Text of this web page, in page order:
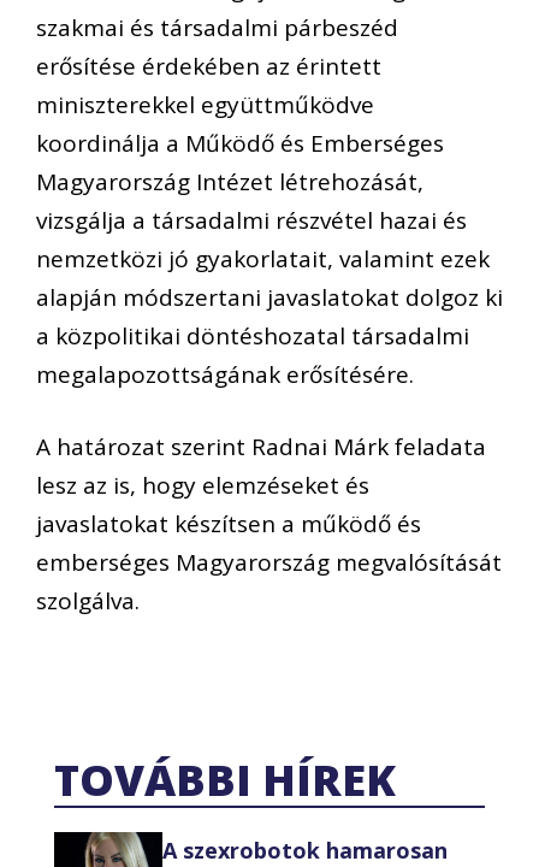
szakmai és társadalmi párbeszéd
erősítése érdekében az érintett
miniszterekkel együttműködve
koordinálja a Működő és Emberséges
Magyarország Intézet létrehozását,
vizsgálja a társadalmi részvétel hazai és
nemzetközi jó gyakorlatait, valamint ezek
alapján módszertani javaslatokat dolgoz ki
a közpolitikai döntéshozatal társadalmi
megalapozottságának erősítésére.
A határozat szerint Radnai Márk feladata
lesz az is, hogy elemzéseket és
javaslatokat készítsen a működő és
emberséges Magyarország megvalósítását
szolgálva.
TOVÁBBI HÍREK
A szexrobotok hamarosan